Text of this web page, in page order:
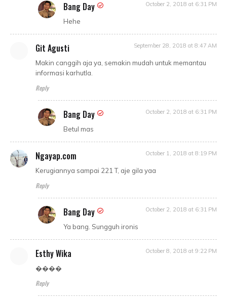
Bang Day October 2, 2018 at 6:31 PM
Hehe
Git Agusti September 28, 2018 at 8:47 AM
Makin canggih aja ya, semakin mudah untuk memantau
informasi karhutla.
Reply
Bang Day October 2, 2018 at 6:31 PM
Betul mas
Ngayap.com October 1, 2018 at 8:19 PM
Kerugiannya sampai 221 T, aje gila yaa
Reply
Bang Day October 2, 2018 at 6:31 PM
Ya bang. Sungguh ironis
Esthy Wika October 8, 2018 at 9:22 PM
����
Reply